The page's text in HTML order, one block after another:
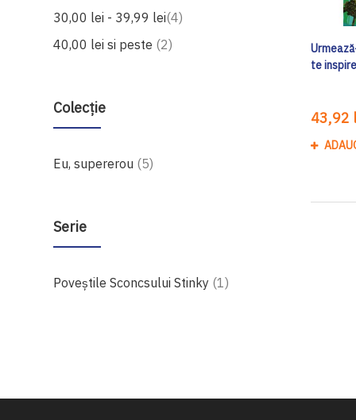
30,00 lei - 39,99 lei 4produse
40,00 lei si peste 2produse
Colecție
Eu, supererou 5produse
Serie
Poveștile Sconcsului Stinky 1produs
te
43,92